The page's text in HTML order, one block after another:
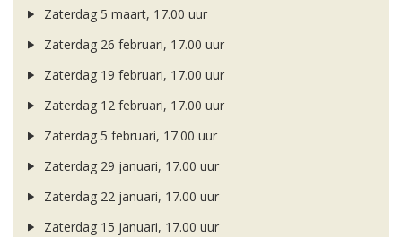
Zaterdag 5 maart, 17.00 uur
Zaterdag 26 februari, 17.00 uur
Zaterdag 19 februari, 17.00 uur
Zaterdag 12 februari, 17.00 uur
Zaterdag 5 februari, 17.00 uur
Zaterdag 29 januari, 17.00 uur
Zaterdag 22 januari, 17.00 uur
Zaterdag 15 januari, 17.00 uur